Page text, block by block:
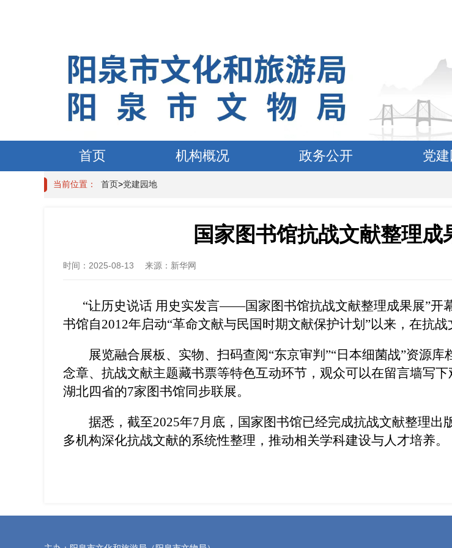
首页 机构概况 政务公开 党
当前位置： 首页>党建园地
国家图书馆抗战文献整理
时间： 2025-08-13 来源： 新华网
“让历史说话 用史实发言——国家图书馆抗战文献整理成果展”开
书馆自2012年启动“革命文献与民国时期文献保护计划”以来，在抗
展览融合展板、实物、扫码查阅“东京审判”“日本细菌战”资源库
念章、抗战文献主题藏书票等特色互动环节，观众可以在留言墙写
湖北四省的7家图书馆同步联展。
据悉，截至2025年7月底，国家图书馆已经完成抗战文献整理出
多机构深化抗战文献的系统性整理，推动相关学科建设与人才培养。